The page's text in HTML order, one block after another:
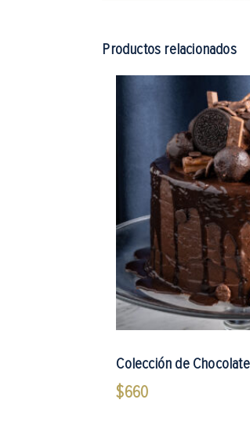
Productos relacionados
Colección de
$660